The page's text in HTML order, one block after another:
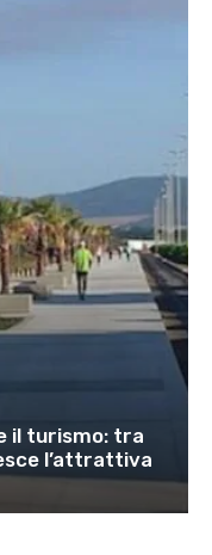
il turismo: tra
l’attrattiva